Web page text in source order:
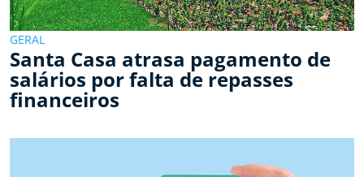
GERAL
Santa Casa atrasa pagamento de
salários por falta de repasses
financeiros